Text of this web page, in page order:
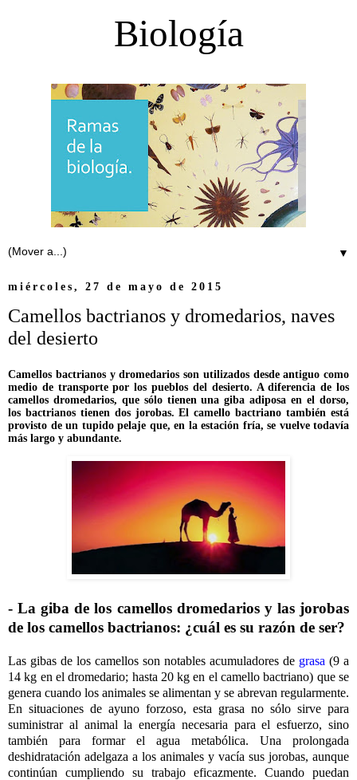
Biología
▼
miércoles, 27 de mayo de 2015
Camellos bactrianos y dromedarios, naves
del desierto
Camellos bactrianos y dromedarios son utilizados desde antiguo como
medio de transporte por los pueblos del desierto. A diferencia de los
camellos dromedarios, que sólo tienen una giba adiposa en el dorso,
los bactrianos tienen dos jorobas. El camello bactriano también está
provisto de un tupido pelaje que, en la estación fría, se vuelve todavía
más largo y abundante.
- La giba de los camellos dromedarios y las jorobas
de los camellos bactrianos: ¿cuál es su razón de ser?
Las gibas de los camellos son notables acumuladores de grasa (9 a
14 kg en el dromedario; hasta 20 kg en el camello bactriano) que se
genera cuando los animales se alimentan y se abrevan regularmente.
En situaciones de ayuno forzoso, esta grasa no sólo sirve para
suministrar al animal la energía necesaria para el esfuerzo, sino
también para formar el agua metabólica. Una prolongada
deshidratación adelgaza a los animales y vacía sus jorobas, aunque
continúan cumpliendo su trabajo eficazmente. Cuando puedan